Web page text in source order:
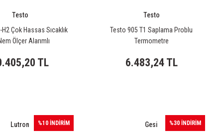
Testo
Çok Hassas Sıcaklık
Ölçer Alarımlı
TL
Testo
Testo 905 T1 Saplama Problu
Termometre
6.483,24 TL
%10 İNDİRİM
Lutron %30 İNDİRİM
Gesi